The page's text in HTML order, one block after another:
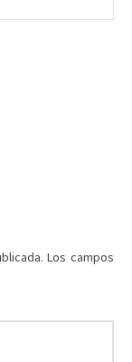
Los campos